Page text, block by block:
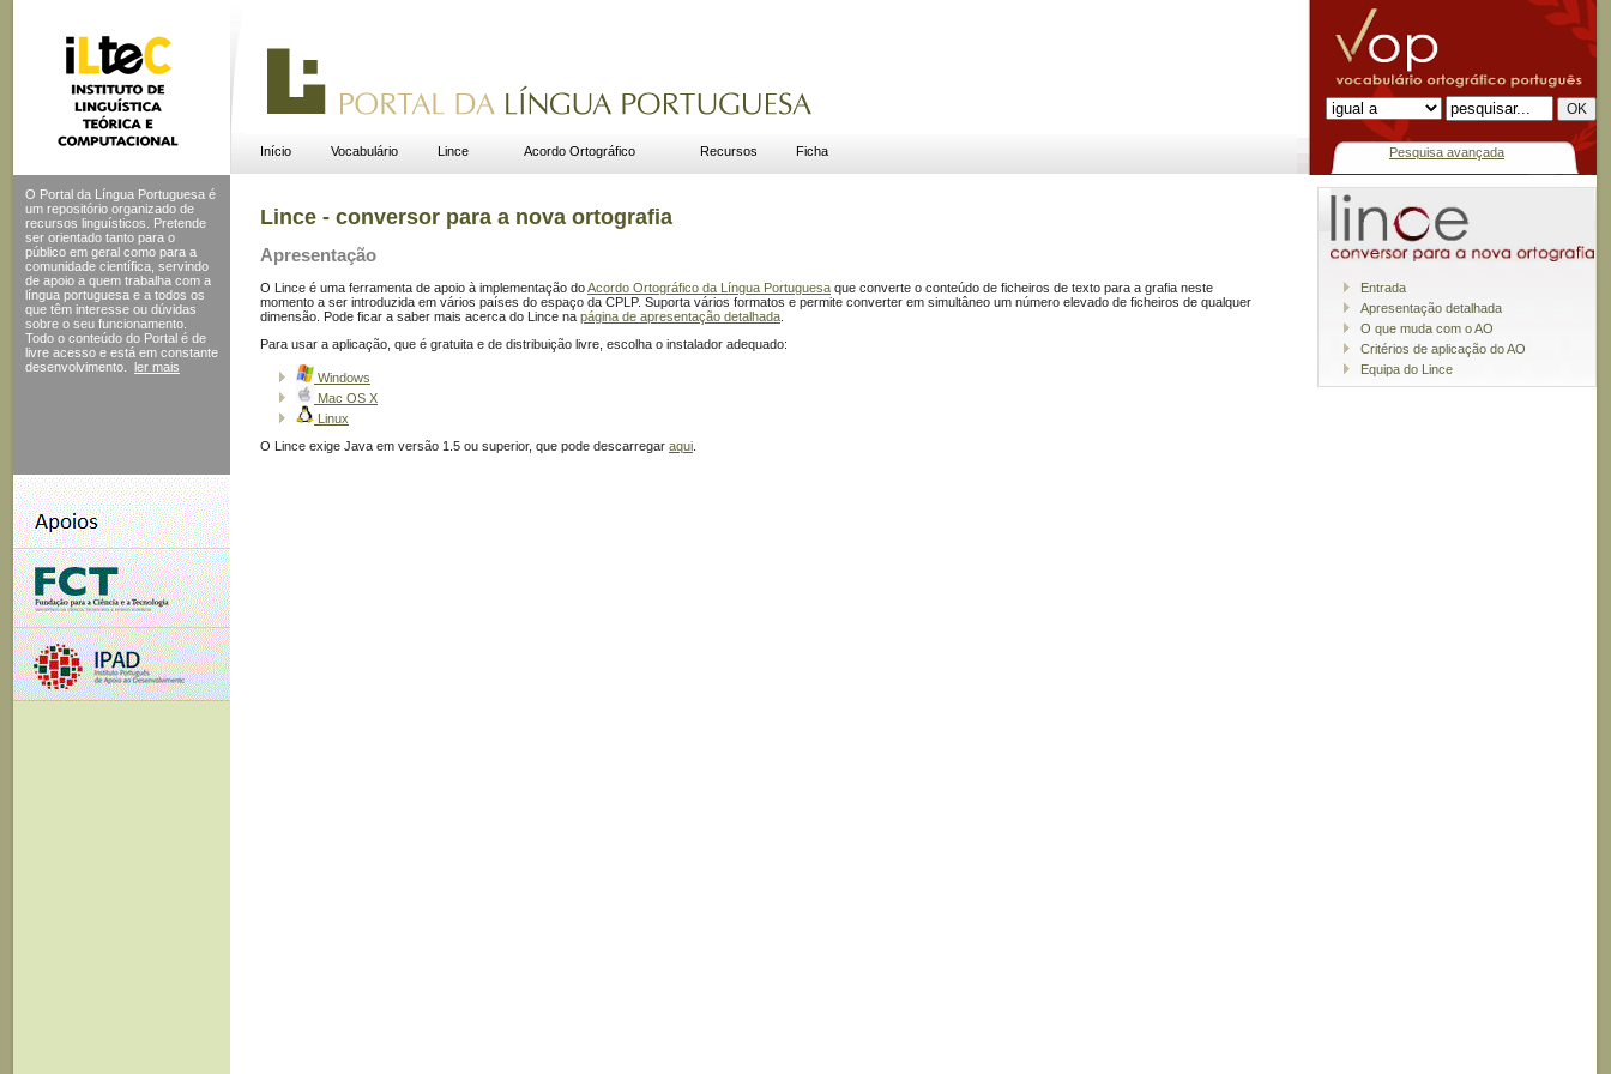
Início Vocabulário Lince Acordo Ortográfico Recursos Ficha Pesquisa avançada
O Portal da Língua Portuguesa é
um repositório organizado de
recursos linguísticos. Pretende
ser orientado tanto para o
público em geral como para a
comunidade científica, servindo
de apoio a quem trabalha com a
língua portuguesa e a todos os
que têm interesse ou dúvidas
sobre o seu funcionamento.
Todo o conteúdo do Portal é de
livre acesso e está em constante
desenvolvimento.
ler mais
Lince - conversor para a nova ortografia
Apresentação
O Lince é uma ferramenta de apoio à implementação doAcordo Ortográfico da Língua Portuguesa que converte o conteúdo de ficheiros de texto para a grafia neste
momento a ser introduzida em vários países do espaço da CPLP. Suporta vários formatos e permite converter em simultâneo um número elevado de ficheiros de qualquer
dimensão. Pode ficar a saber mais acerca do Lince na página de apresentação detalhada
Para usar a aplicação, que é gratuita e de distribuição livre, escolha o instalador adequado:
Windows
Mac OS X
Linux
O Lince exige Java em versão 1.5 ou superior, que pode descarregar aqui
Entrada
Apresentação detalhada
O que muda com o AO
Critérios de aplicação do AO
Equipa do Lince